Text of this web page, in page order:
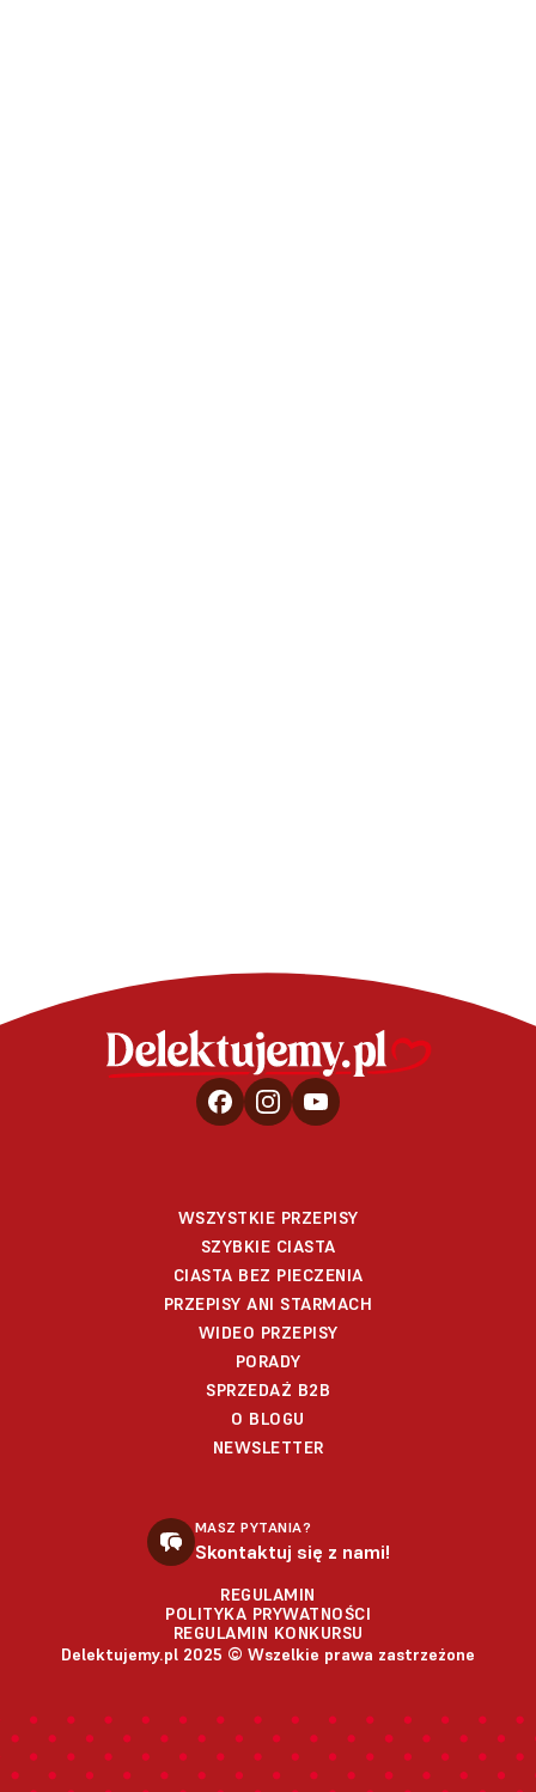
WSZYSTKIE PRZEPISY
SZYBKIE CIASTA
CIASTA BEZ PIECZENIA
PRZEPISY ANI STARMACH
WIDEO PRZEPISY
PORADY
SPRZEDAŻ B2B
O BLOGU
NEWSLETTER
MASZ PYTANIA?
Skontaktuj się z nami!
REGULAMIN
POLITYKA PRYWATNOŚCI
REGULAMIN KONKURSU
Delektujemy.pl 2025 © Wszelkie prawa zastrzeżone